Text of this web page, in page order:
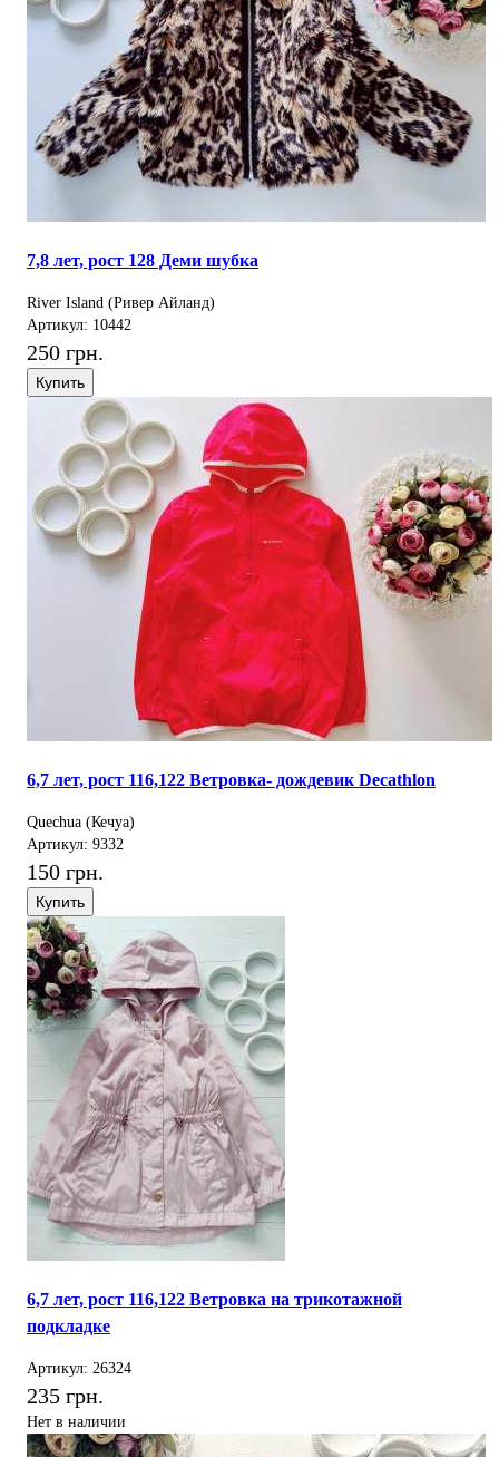
7,8 лет, рост 128 Деми шубка
River Island (Ривер Айланд)
Артикул: 10442
250 грн.
Купить
6,7 лет, рост 116,122 Ветровка- дождевик Decathlon
Quechua (Кечуа)
Артикул: 9332
150 грн.
Купить
6,7 лет, рост 116,122 Ветровка на трикотажной
подкладке
Артикул: 26324
235 грн.
Нет в наличии